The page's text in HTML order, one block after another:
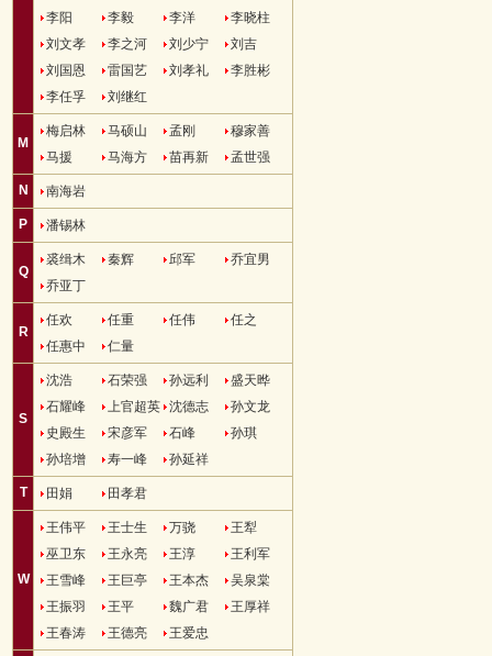
李阳
李毅 李洋
李晓柱
刘文孝
李之河 刘少宁
刘吉
刘国恩
雷国艺 刘孝礼
李胜彬
李任孚
刘继红
M
梅启林 马硕山 孟刚
穆家善
马援
马海方 苗再新 孟世强
N 南海岩
P 潘锡林
Q
裘缉木 秦辉 邱军
乔宜男
乔亚丁
R
任欢 任重 任伟
任之
任惠中
仁量
S
沈浩 石荣强 孙远利
盛天晔
石耀峰
上官超英 沈德志
孙文龙
史殿生
宋彦军 石峰
孙琪
孙培增
寿一峰 孙延祥
T 田娟 田孝君
W
王伟平 王士生 万骁
王犁
巫卫东
王永亮 王淳
王利军
王雪峰
王巨亭 王本杰
吴泉棠
王振羽
王平 魏广君
王厚祥
王春涛
王德亮 王爱忠